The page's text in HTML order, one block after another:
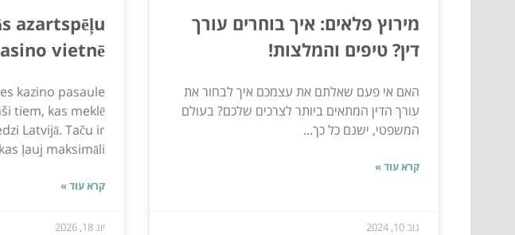
מירוץ פלאים: איך בוחרים עורך
דין? טיפים והמלצות!
האם אי פעם שאלתם את עצמכם איך לבחור את
עורך הדין המתאים ביותר לצרכים שלכם? בעולם
המשפטי, ישנם כל כך...
קרא עוד »
נוב 10, 2024
azartspēļu
vietnē
kazino pasaule
tiem, kas meklē
Latvijā. Taču ir
ļauj maksimāli...
קרא עוד »
יונ 18, 2026